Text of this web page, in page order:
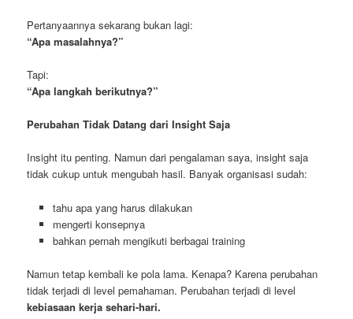
Pertanyaannya sekarang bukan lagi:
“Apa masalahnya?”
Tapi:
“Apa langkah berikutnya?”
Perubahan Tidak Datang dari Insight Saja
Insight itu penting. Namun dari pengalaman saya, insight saja
tidak cukup untuk mengubah hasil. Banyak organisasi sudah:
tahu apa yang harus dilakukan
mengerti konsepnya
bahkan pernah mengikuti berbagai training
Namun tetap kembali ke pola lama. Kenapa? Karena perubahan
tidak terjadi di level pemahaman. Perubahan terjadi di level
kebiasaan kerja sehari-hari.